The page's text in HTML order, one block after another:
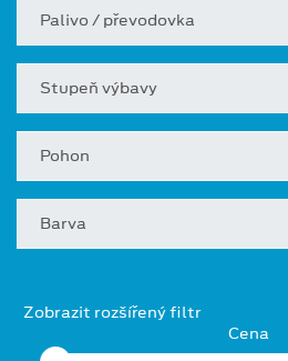
Palivo / převodovka
Stupeň výbavy
Pohon
Barva
Zobrazit rozšířený filtr
Cena